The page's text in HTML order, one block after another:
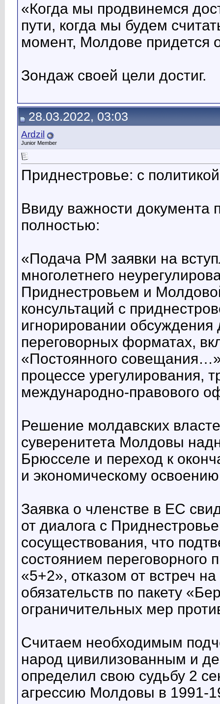
«Когда мы продвинемся
пути, когда мы будем
момент, Молдове придется
Зондаж своей цели достиг.
28.03.2022, 03:03
Ardzil
Junior Member
Приднестровье: с
Ввиду важности документа
полностью:
«Подача РМ заявки на
многолетнего
Приднестровьем и
консультаций с
игнорировании
переговорных форматах,
«Постоянного
процессе урегулирования,
международно-правового
Решение молдавских
суверенитета Молдовы
Брюсселе и переход к
и экономическому
Заявка о членстве в ЕС
от диалога с
сосуществования, что
состоянием
«5+2», отказом от встреч
обязательств по пакету
ограничительных мер
Считаем необходимым
народ цивилизованным и
определил свою судьбу 2
агрессию Молдовы в 1991-